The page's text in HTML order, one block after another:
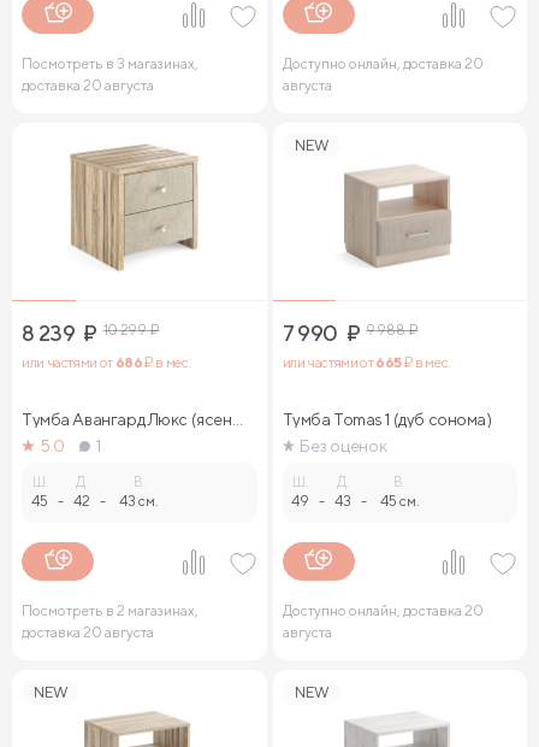
Посмотреть в 3 магазинах,
доставка 20 августа
Доступно онлайн, доставка 20
августа
8 239 ₽ 10 299₽
или частями от 686₽ в мес.
Тумба Авангард Люкс (ясень
ориноко)
5.0 1
45 -
Д.
42 -
В.
43 см.
Посмотреть в 2 магазинах,
доставка 20 августа
NEW
7 990 ₽ 9 988₽
или частями от665₽ в мес.
Тумба Tomas 1 (дуб сонома)
Без оценок
49 -
Д.
43 -
В.
45 см.
Доступно онлайн, доставка 20
августа
NEW NEW